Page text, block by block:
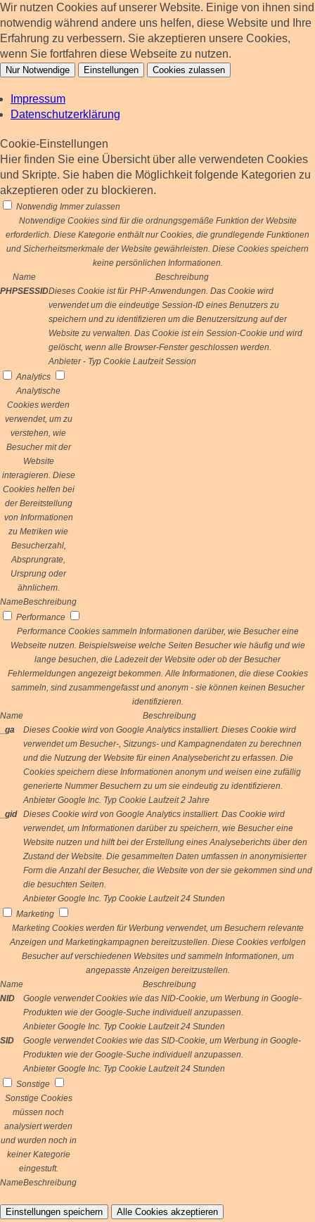
Wir nutzen Cookies auf unserer Website. Einige von ihnen sind
notwendig während andere uns helfen, diese Website und Ihre
Erfahrung zu verbessern. Sie akzeptieren unsere Cookies,
wenn Sie fortfahren diese Webseite zu nutzen.
Nur Notwendige Einstellungen Cookies zulassen
Impressum
Datenschutzerklärung
Cookie-Einstellungen
Hier finden Sie eine Übersicht über alle verwendeten Cookies
und Skripte. Sie haben die Möglichkeit folgende Kategorien zu
akzeptieren oder zu blockieren.
Notwendig Immer zulassen
Notwendige Cookies sind für die ordnungsgemäße Funktion der Website
erforderlich. Diese Kategorie enthält nur Cookies, die grundlegende Funktionen
und Sicherheitsmerkmale der Website gewährleisten. Diese Cookies speichern
keine persönlichen Informationen.
Name
Beschreibung
PHPSESSIDDieses Cookie ist für PHP-Anwendungen. Das Cookie wird
verwendet um die eindeutige Session-ID eines Benutzers zu
speichern und zu identifizieren um die Benutzersitzung auf der
Website zu verwalten. Das Cookie ist ein Session-Cookie und wird
gelöscht, wenn alle Browser-Fenster geschlossen werden.
Anbieter - Typ Cookie Laufzeit Session
Analytics
Analytische
Cookies werden
verwendet, um zu
verstehen, wie
Besucher mit der
Website
interagieren. Diese
Cookies helfen bei
der Bereitstellung
von Informationen
zu Metriken wie
Besucherzahl,
Absprungrate,
Ursprung oder
ähnlichem.
NameBeschreibung
Performance
Performance Cookies sammeln Informationen darüber, wie Besucher eine
Webseite nutzen. Beispielsweise welche Seiten Besucher wie häufig und wie
lange besuchen, die Ladezeit der Website oder ob der Besucher
Fehlermeldungen angezeigt bekommen. Alle Informationen, die diese Cookies
sammeln, sind zusammengefasst und anonym - sie können keinen Besucher
identifizieren.
Name
Beschreibung
_ga
Dieses Cookie wird von Google Analytics installiert. Dieses Cookie wird
verwendet um Besucher-, Sitzungs- und Kampagnendaten zu berechnen
und die Nutzung der Website für einen Analysebericht zu erfassen. Die
Cookies speichern diese Informationen anonym und weisen eine zufällig
generierte Nummer Besuchern zu um sie eindeutig zu identifizieren.
Anbieter Google Inc. Typ Cookie Laufzeit 2 Jahre
_gid
Dieses Cookie wird von Google Analytics installiert. Das Cookie wird
verwendet, um Informationen darüber zu speichern, wie Besucher eine
Website nutzen und hilft bei der Erstellung eines Analyseberichts über den
Zustand der Website. Die gesammelten Daten umfassen in anonymisierter
Form die Anzahl der Besucher, die Website von der sie gekommen sind und
die besuchten Seiten.
Anbieter Google Inc. Typ Cookie Laufzeit 24 Stunden
Marketing
Marketing Cookies werden für Werbung verwendet, um Besuchern relevante
Anzeigen und Marketingkampagnen bereitzustellen. Diese Cookies verfolgen
Besucher auf verschiedenen Websites und sammeln Informationen, um
angepasste Anzeigen bereitzustellen.
Name
Beschreibung
NID
Google verwendet Cookies wie das NID-Cookie, um Werbung in Google-
Produkten wie der Google-Suche individuell anzupassen.
Anbieter Google Inc. Typ Cookie Laufzeit 24 Stunden
SID
Google verwendet Cookies wie das SID-Cookie, um Werbung in Google-
Produkten wie der Google-Suche individuell anzupassen.
Anbieter Google Inc. Typ Cookie Laufzeit 24 Stunden
Sonstige
Sonstige Cookies
müssen noch
analysiert werden
und wurden noch in
keiner Kategorie
eingestuft.
NameBeschreibung
Einstellungen speichern Alle Cookies akzeptieren